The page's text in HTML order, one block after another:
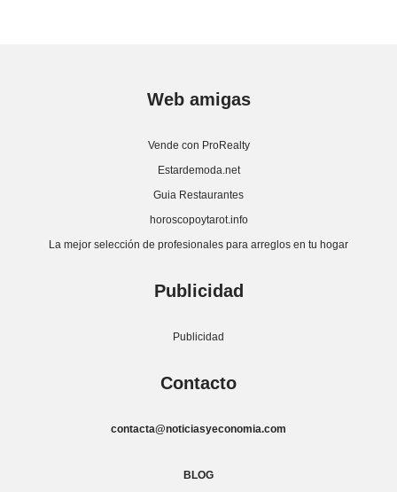
Web amigas
Vende con ProRealty
Estardemoda.net
Guia Restaurantes
horoscopoytarot.info
La mejor selección de profesionales para arreglos en tu hogar
Publicidad
Publicidad
Contacto
contacta@noticiasyeconomia.com
BLOG